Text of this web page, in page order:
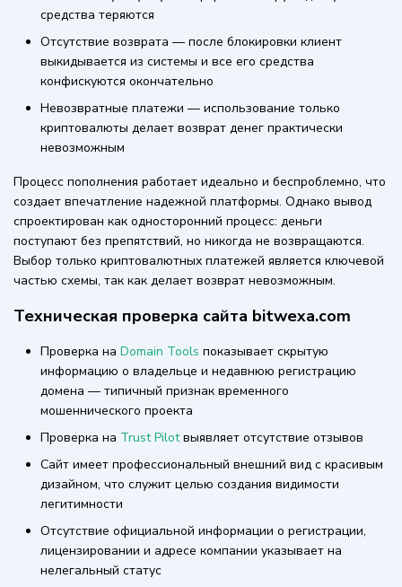
средства теряются
Отсутствие возврата — после блокировки клиент
выкидывается из системы и все его средства
конфискуются окончательно
Невозвратные платежи — использование только
криптовалюты делает возврат денег практически
невозможным
Процесс пополнения работает идеально и беспроблемно, что
создает впечатление надежной платформы. Однако вывод
спроектирован как односторонний процесс: деньги
поступают без препятствий, но никогда не возвращаются.
Выбор только криптовалютных платежей является ключевой
частью схемы, так как делает возврат невозможным.
Техническая проверка сайта bitwexa.com
Проверка на Domain Tools показывает скрытую
информацию о владельце и недавнюю регистрацию
домена — типичный признак временного
мошеннического проекта
Проверка на Trust Pilotвыявляет отсутствие отзывов
Сайт имеет профессиональный внешний вид с красивым
дизайном, что служит целью создания видимости
легитимности
Отсутствие официальной информации о регистрации,
лицензировании и адресе компании указывает на
нелегальный статус